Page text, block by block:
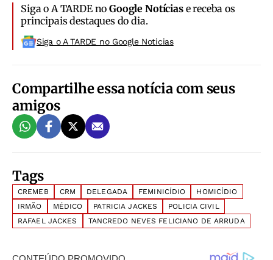
Siga o A TARDE noGoogle Notíciase receba os
principais destaques do dia.
Siga o A TARDE no Google Noticias
Compartilhe essa notícia com seus
amigos
Tags
CREMEB CRM DELEGADA FEMINICÍDIO
HOMICÍDIO
IRMÃO
MÉDICO PATRICIA JACKES
POLICIA CIVIL
RAFAEL JACKES
TANCREDO NEVES FELICIANO DE ARRUDA